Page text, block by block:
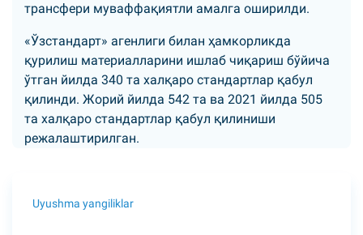
трансфери муваффақиятли амалга оширилди.
«Ўзстандарт» агенлиги билан ҳамкорликда
қурилиш материалларини ишлаб чиқариш бўйича
ўтган йилда 340 та халқаро стандартлар қабул
қилинди. Жорий йилда 542 та ва 2021 йилда 505
та халқаро стандартлар қабул қилиниши
режалаштирилган.
Uyushma yangiliklar